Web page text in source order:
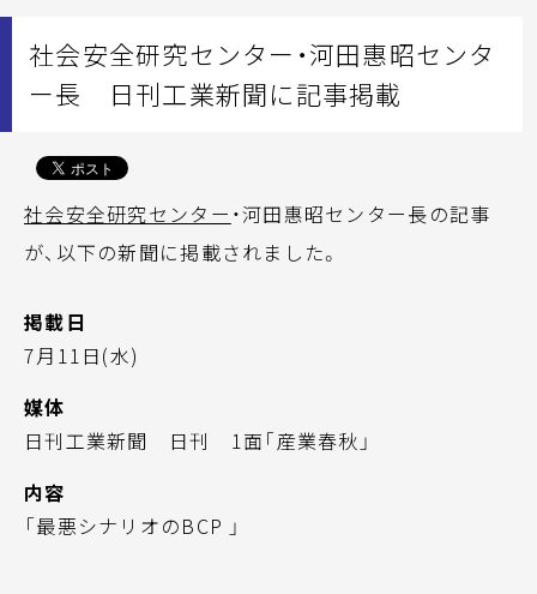
社会安全研究センター・河田惠昭センタ
ー長 日刊工業新聞に記事掲載
社会安全研究センター ・河田惠昭センター長の記事
が、以下の新聞に掲載されました。
掲載日
7月11日(水)
媒体
日刊工業新聞 日刊 1面「産業春秋」
内容
「最悪シナリオのBCP 」